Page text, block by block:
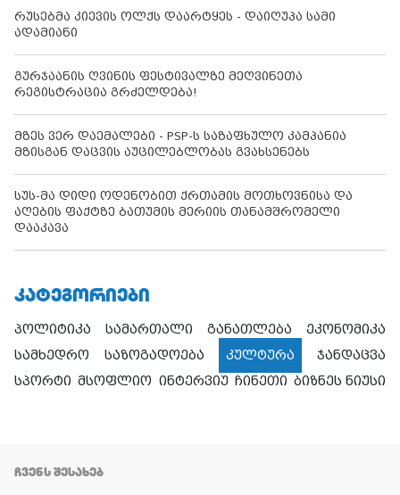
რუსებმა კიევის ოლქს დაარტყეს - დაიღუპა სამი
ადამიანი
გურჯაანის ღვინის ფესტივალზე მეღვინეთა
რეგისტრაცია გრძელდება!
მზეს ვერ დაემალები - PSP-ს საზაფხულო კამპანია
მზისგან დაცვის აუცილებლობას გვახსენებს
სუს-მა დიდი ოდენობით ქრთამის მოთხოვნისა და
აღების ფაქტზე ბათუმის მერიის თანამშრომელი
დააკავა
ᲙᲐᲢᲔᲒᲝᲠᲘᲔᲑᲘ
პოლიტიკა სამართალი განათლება
ეკონომიკა
სამხედრო
საზოგადოება კულტურა
ჯანდაცვა
სპორტი მსოფლიო ინტერვიუ ჩინეთი ბიზნეს ნიუსი
ᲩᲕᲔᲜᲡ ᲨᲔᲡᲐᲮᲔᲑ